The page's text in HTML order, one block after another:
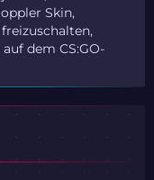
Skin,
dem CS:GO-